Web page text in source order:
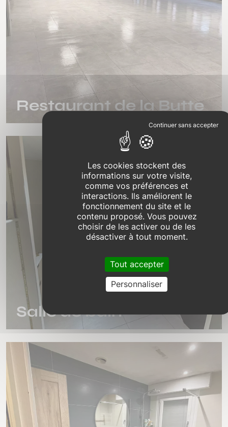
Restaurant de la Butte
Salle de bain
Les cookies stockent des
informations sur votre visite,
comme vos préférences et
interactions. Ils améliorent le
fonctionnement du site et le
contenu proposé. Vous pouvez
choisir de les activer ou de les
désactiver à tout moment.
Tout accepter
Personnaliser